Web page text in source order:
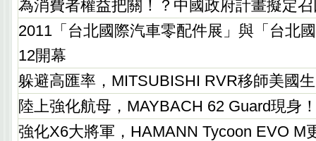
為消費者權益把關！？中國政府計畫擬定
2011「台北國際汽車零配件展」與「台北
12開幕
躲避高匯率，MITSUBISHI RVR移師美國
陸上強化航母，MAYBACH 62 Guard現身
強化X6大將軍，HAMANN Tycoon EVO M